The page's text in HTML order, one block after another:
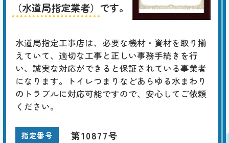
（水道局指定業者） です。
水道局指定工事店は、必要な機材・資材を取り揃
えていて、適切な工事と正しい事務手続きを行
い、誠実な対応ができると保証されている事業者
になります。トイレつまりなどあらゆる水まわり
のトラブルに対応可能ですので、安心してご依頼
ください。
指定番号 第10877号